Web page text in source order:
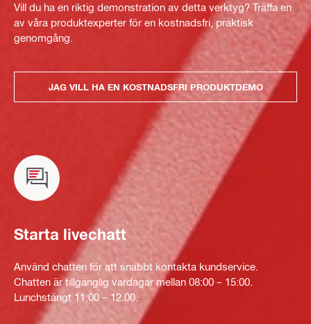
Vill du ha en riktig demonstration av detta verktyg? Träffa en
av våra produktexperter för en kostnadsfri, praktisk
genomgång.
JAG VILL HA EN KOSTNADSFRI PRODUKTDEMO
Starta livechatt
Använd chatten för att snabbt kontakta kundservice.
Chatten är tillgänglig vardagar mellan 08:00 – 15:00.
Lunchstängt 11:00 – 12.00.